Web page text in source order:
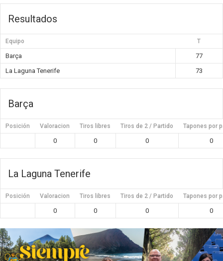
Resultados
Equipo T
Barça
77
La Laguna Tenerife
73
Barça
Posición Valoracion Tiros libres Tiros de 2 / Partido Tapones por
0 0 0 0
La Laguna Tenerife
Posición Valoracion Tiros libres Tiros de 2 / Partido Tapones por
0 0 0 0